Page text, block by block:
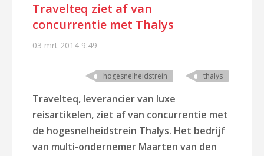
Travelteq ziet af van
concurrentie met Thalys
03 mrt 2014 9:49
hogesnelheidstrein thalys
Travelteq, leverancier van luxe
reisartikelen, ziet af van concurrentie met
de hogesnelheidstrein Thalys. Het bedrijf
van multi-ondernemer Maarten van den